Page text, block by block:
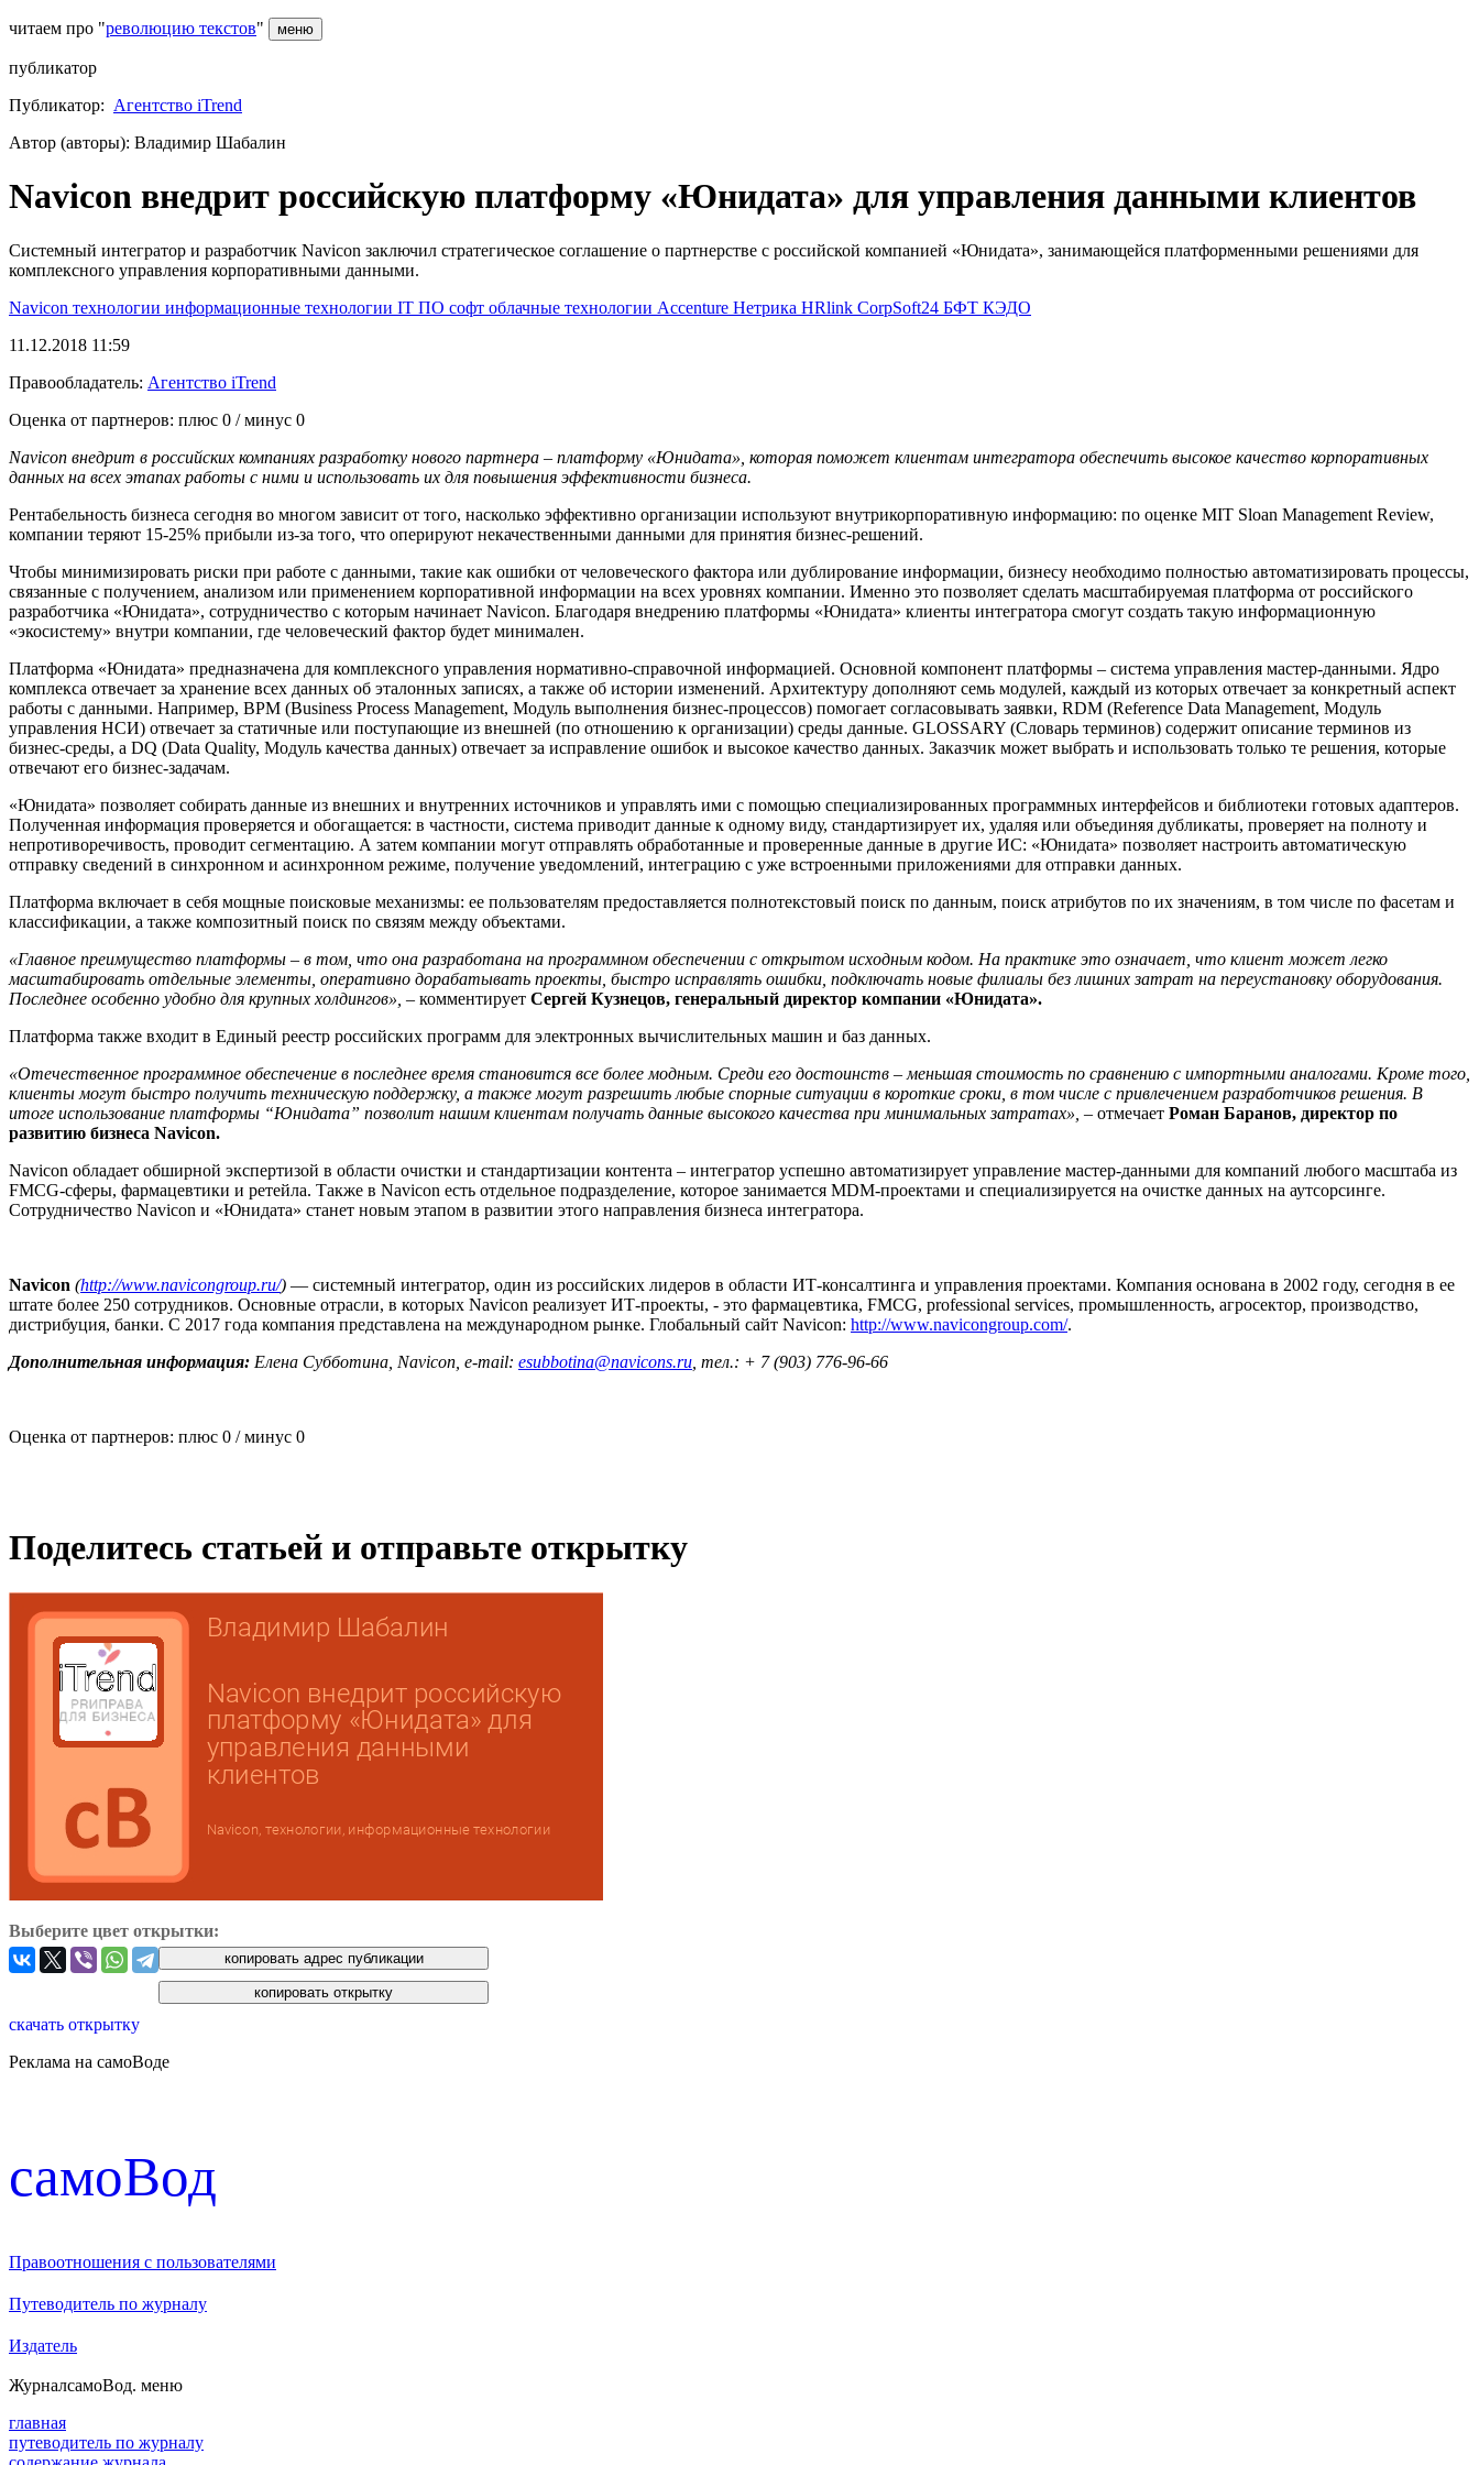
читаем про "революцию текстов" меню
публикатор
Публикатор: Агентство iTrend
Автор (авторы): Владимир Шабалин
Navicon внедрит российскую платформу «Юнидата» для управления данными клиентов
Системный интегратор и разработчик Navicon заключил стратегическое соглашение о партнерстве с российской компанией «Юнидата», занимающейся платформенными решениями для
комплексного управления корпоративными данными.
Navicon технологии информационные технологии IT ПО софт облачные технологии Accenture Нетрика HRlink CorpSoft24 БФТ КЭДО
11.12.2018 11:59
Правообладатель: Агентство iTrend
Оценка от партнеров: плюс 0 / минус 0
Navicon внедрит в российских компаниях разработку нового партнера – платформу «Юнидата», которая поможет клиентам интегратора обеспечить высокое качество корпоративных
данных на всех этапах работы с ними и использовать их для повышения эффективности бизнеса.
Рентабельность бизнеса сегодня во многом зависит от того, насколько эффективно организации используют внутрикорпоративную информацию: по оценке MIT Sloan Management Review,
компании теряют 15-25% прибыли из-за того, что оперируют некачественными данными для принятия бизнес-решений.
Чтобы минимизировать риски при работе с данными, такие как ошибки от человеческого фактора или дублирование информации, бизнесу необходимо полностью автоматизировать процессы,
связанные с получением, анализом или применением корпоративной информации на всех уровнях компании. Именно это позволяет сделать масштабируемая платформа от российского
разработчика «Юнидата», сотрудничество с которым начинает Navicon. Благодаря внедрению платформы «Юнидата» клиенты интегратора смогут создать такую информационную
«экосистему» внутри компании, где человеческий фактор будет минимален.
Платформа «Юнидата» предназначена для комплексного управления нормативно-справочной информацией. Основной компонент платформы – система управления мастер-данными. Ядро
комплекса отвечает за хранение всех данных об эталонных записях, а также об истории изменений. Архитектуру дополняют семь модулей, каждый из которых отвечает за конкретный аспект
работы с данными. Например, BPM (Business Process Management, Модуль выполнения бизнес-процессов) помогает согласовывать заявки, RDM (Reference Data Management, Модуль
управления НСИ) отвечает за статичные или поступающие из внешней (по отношению к организации) среды данные. GLOSSARY (Словарь терминов) содержит описание терминов из
бизнес-среды, а DQ (Data Quality, Модуль качества данных) отвечает за исправление ошибок и высокое качество данных. Заказчик может выбрать и использовать только те решения, которые
отвечают его бизнес-задачам.
«Юнидата» позволяет собирать данные из внешних и внутренних источников и управлять ими с помощью специализированных программных интерфейсов и библиотеки готовых адаптеров.
Полученная информация проверяется и обогащается: в частности, система приводит данные к одному виду, стандартизирует их, удаляя или объединяя дубликаты, проверяет на полноту и
непротиворечивость, проводит сегментацию. А затем компании могут отправлять обработанные и проверенные данные в другие ИС: «Юнидата» позволяет настроить автоматическую
отправку сведений в синхронном и асинхронном режиме, получение уведомлений, интеграцию с уже встроенными приложениями для отправки данных.
Платформа включает в себя мощные поисковые механизмы: ее пользователям предоставляется полнотекстовый поиск по данным, поиск атрибутов по их значениям, в том числе по фасетам и
классификации, а также композитный поиск по связям между объектами.
«Главное преимущество платформы – в том, что она разработана на программном обеспечении с открытом исходным кодом. На практике это означает, что клиент может легко
масштабировать отдельные элементы, оперативно дорабатывать проекты, быстро исправлять ошибки, подключать новые филиалы без лишних затрат на переустановку оборудования.
Последнее особенно удобно для крупных холдингов», – комментирует Сергей Кузнецов, генеральный директор компании «Юнидата».
Платформа также входит в Единый реестр российских программ для электронных вычислительных машин и баз данных.
«Отечественное программное обеспечение в последнее время становится все более модным. Среди его достоинств – меньшая стоимость по сравнению с импортными аналогами. Кроме того,
клиенты могут быстро получить техническую поддержку, а также могут разрешить любые спорные ситуации в короткие сроки, в том числе с привлечением разработчиков решения. В
итоге использование платформы “Юнидата” позволит нашим клиентам получать данные высокого качества при минимальных затратах», – отмечает Роман Баранов, директор по
развитию бизнеса Navicon.
Navicon обладает обширной экспертизой в области очистки и стандартизации контента – интегратор успешно автоматизирует управление мастер-данными для компаний любого масштаба из
FMCG-сферы, фармацевтики и ретейла. Также в Navicon есть отдельное подразделение, которое занимается MDM-проектами и специализируется на очистке данных на аутсорсинге.
Сотрудничество Navicon и «Юнидата» станет новым этапом в развитии этого направления бизнеса интегратора.
Navicon (http://www.navicongroup.ru/) — системный интегратор, один из российских лидеров в области ИТ-консалтинга и управления проектами. Компания основана в 2002 году, сегодня в ее
штате более 250 сотрудников. Основные отрасли, в которых Navicon реализует ИТ-проекты, - это фармацевтика, FMCG, professional services, промышленность, агросектор, производство,
дистрибуция, банки. С 2017 года компания представлена на международном рынке. Глобальный сайт Navicon: http://www.navicongroup.com/.
Дополнительная информация: Елена Субботина, Navicon, e-mail: esubbotina@navicons.ru , тел.: + 7 (903) 776-96-66
Оценка от партнеров: плюс 0 / минус 0
Поделитесь статьей и отправьте открытку
Выберите цвет открытки:
скачать открытку
Реклама на самоВоде
cамоВод
Правоотношения с пользователями
Путеводитель по журналу
Издатель
ЖурналсамоВод. меню
главная
путеводитель по журналу